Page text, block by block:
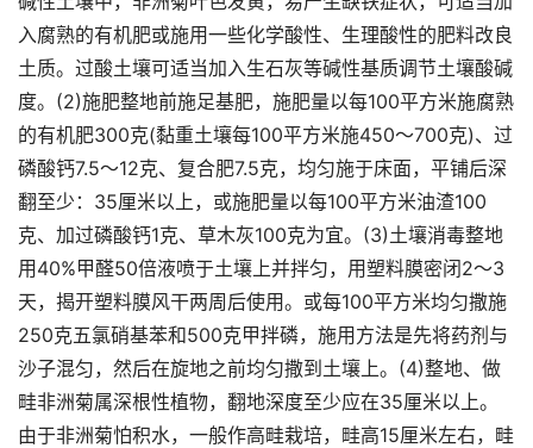
入腐熟的有机肥或施用一些化学酸性、生理酸性的肥料改良
土质。过酸土壤可适当加入生石灰等碱性基质调节土壤酸碱
度。(2)施肥整地前施足基肥，施肥量以每100平方米施腐熟
的有机肥300克(黏重土壤每100平方米施450～700克)、过
磷酸钙7.5～12克、复合肥7.5克，均匀施于床面，平铺后深
翻至少：35厘米以上，或施肥量以每100平方米油渣100
克、加过磷酸钙1克、草木灰100克为宜。(3)土壤消毒整地
用40%甲醛50倍液喷于土壤上并拌匀，用塑料膜密闭2～3
天，揭开塑料膜风干两周后使用。或每100平方米均匀撒施
250克五氯硝基苯和500克甲拌磷，施用方法是先将药剂与
沙子混匀，然后在旋地之前均匀撒到土壤上。(4)整地、做
畦非洲菊属深根性植物，翻地深度至少应在35厘米以上。
由于非洲菊怕积水，一般作高畦栽培，畦高15厘米左右，畦